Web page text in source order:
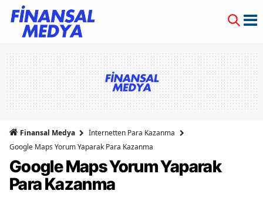
Finansal Medya
İnternetten Para Kazanma
Google Maps Yorum Yaparak Para Kazanma
Google Maps Yorum Yaparak
Para Kazanma